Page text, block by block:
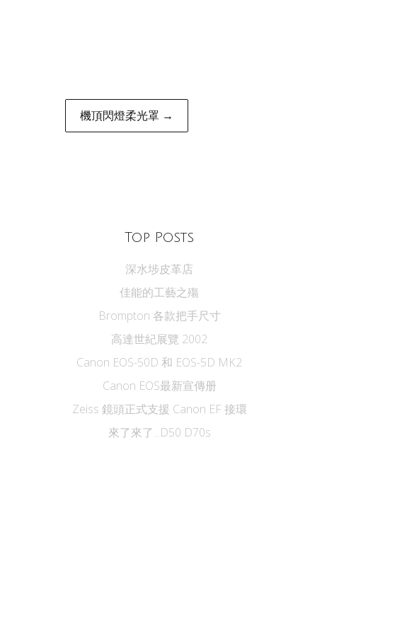
機頂閃燈柔光罩 →
Top Posts
深水埗皮革店
佳能的工藝之殤
Brompton 各款把手尺寸
高達世紀展覽 2002
Canon EOS-50D 和 EOS-5D MK2
Canon EOS最新宣傳册
Zeiss 鏡頭正式支援 Canon EF 接環
來了來了...D50 D70s